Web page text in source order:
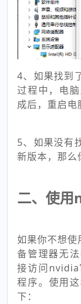
4、如果找到
过程中，电
成后，重启电
5、如果没有
新版本，那么
二、使用
如果你不想
备管理器无
接访问nvidia
程序。使用
下：